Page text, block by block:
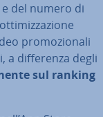
del numero di
pro­mo­zio­na­li
a dif­fe­ren­za degli
sul ranking